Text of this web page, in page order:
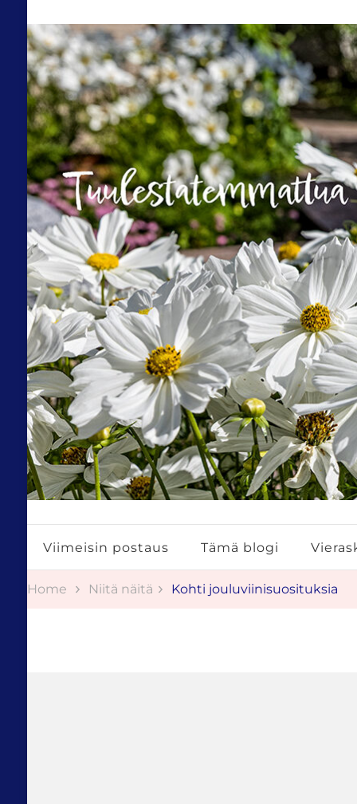
Tuulestatemmattua
Viimeisin postaus Tämä blogi
Home Niitä näitä Kohti jouluviinisuosituksia